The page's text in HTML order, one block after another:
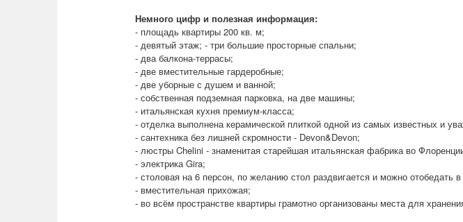
Немного цифр и полезная информация:
- площадь квартиры 200 кв. м;
- девятый этаж; - три большие просторные спальни;
- два балкона-террасы;
- две вместительные гардеробные;
- две уборные с душем и ванной;
- собственная подземная парковка, на две машины;
- итальянская кухня премиум-класса;
- отделка выполнена керамической плиткой одной из самых известных и
- сантехника без лишней скромности - Devon&Devon;
- люстры Chelini - знаменитая старейшая итальянская фабрика во
- электрика Gira;
- столовая на 6 персон, по желанию стол раздвигается и можно отобедать
- вместительная прихожая;
- во всём пространстве квартиры грамотно организованы места для